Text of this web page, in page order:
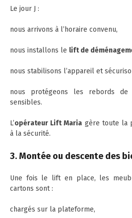
Le jour J :
nous arrivons à l’horaire convenu,
nous installons le lift de
nous stabilisons l’appareil et
nous protégeons les rebords
sensibles.
L’opérateur Lift Maria gère toute la
à la sécurité.
3. Montée ou descente des
Une fois le lift en place, les
cartons sont :
chargés sur la plateforme,